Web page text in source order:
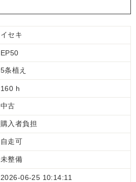
イセキ
EP50
5条植え
160 h
中古
購入者負担
自走可
未整備
2026-06-25 10:14:11